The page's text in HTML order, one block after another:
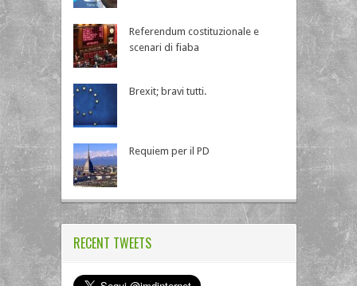
Referendum costituzionale e
scenari di fiaba
Brexit; bravi tutti.
Requiem per il PD
RECENT TWEETS